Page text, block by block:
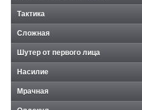
Тактика
Сложная
Шутер от первого лица
Насилие
Мрачная